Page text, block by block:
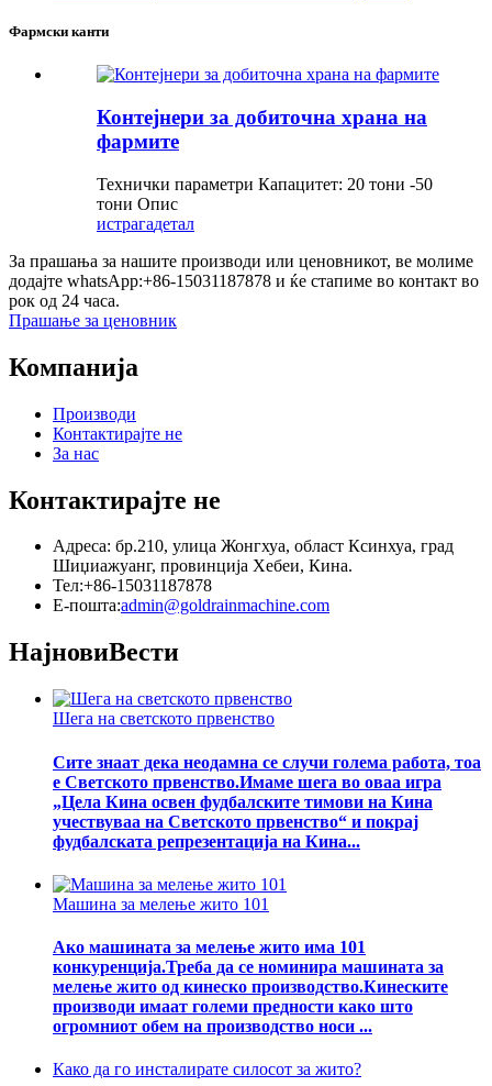
Фармски канти
Контејнери за добиточна храна на
фармите
Технички параметри Капацитет: 20 тони -50
тони Опис
истрагадетал
За прашања за нашите производи или ценовникот, ве молиме
додајте whatsApp:+86-15031187878 и ќе стапиме во контакт во
рок од 24 часа.
Прашање за ценовник
Компанија
Производи
Контактирајте не
За нас
Контактирајте не
Адреса: бр.210, улица Жонгхуа, област Ксинхуа, град
Шиџиажуанг, провинција Хебеи, Кина.
Тел:+86-15031187878
Е-пошта:admin@goldrainmachine.com
НајновиВести
Шега на светското првенство
Сите знаат дека неодамна се случи голема работа, тоа
е Светското првенство.Имаме шега во оваа игра
„Цела Кина освен фудбалските тимови на Кина
учествуваа на Светското првенство“ и покрај
фудбалската репрезентација на Кина...
Машина за мелење жито 101
Ако машината за мелење жито има 101
конкуренција.Треба да се номинира машината за
мелење жито од кинеско производство.Кинеските
производи имаат големи предности како што
огромниот обем на производство носи ...
Како да го инсталирате силосот за жито?